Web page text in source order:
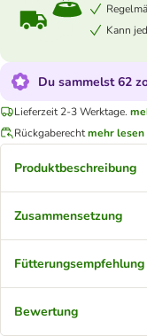
Kann
Du sammelst 62
Lieferzeit 2-3 Werktage.
Rückgaberechtmehr lesen
Produktbeschreibung
Zusammensetzung
Fütterungsempfehlung
Bewertung